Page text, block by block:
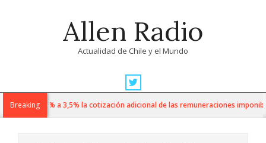
Allen Radio
Actualidad de Chile y el Mundo
Navigation
MenuBreaking
sube de 1% a 3,5% la cotización adicional de las remuneraciones imponibles